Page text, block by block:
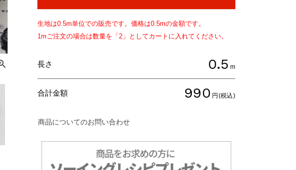
生地は0.5m単位での販売です。価格は0.5mの金額です。
1mご注文の場合は数量を「2」としてカートに入れてください。
長さ 0.5 m
合計金額 990 円(税込)
商品についてのお問い合わせ